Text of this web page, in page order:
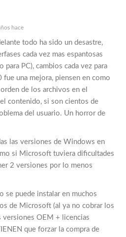
hace
todo ha sido un desastre,
cada vez mas espantosas
para PC), cambios cada vez para
fue una mejora, piensen en como
de los archivos en el
contenido, si son cientos de
del usuario. Un horror de
las versiones de Windows en
si Microsoft tuviera dificultades
2 versiones por lo menos
se puede instalar en muchos
de Microsoft (al ya no cobrar los
versiones OEM + licencias
que forzar la compra de